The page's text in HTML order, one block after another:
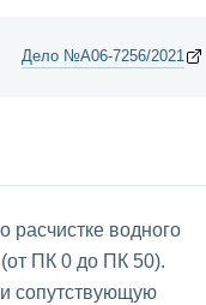
Дело №А06-7256/2021
водного
ПК 0 до ПК 50).
сопутствующую